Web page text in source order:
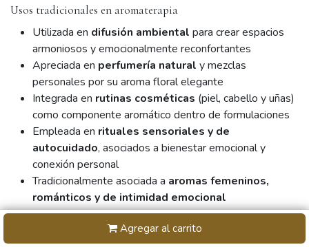
Usos tradicionales en aromaterapia
Utilizada en difusión ambiental para crear espacios
armoniosos y emocionalmente reconfortantes
Apreciada en perfumería natural y mezclas
personales por su aroma floral elegante
Integrada en rutinas cosméticas (piel, cabello y uñas)
como componente aromático dentro de formulaciones
Empleada en rituales sensoriales y de
autocuidado, asociados a bienestar emocional y
conexión personal
Tradicionalmente asociada a aromas femeninos,
románticos y de intimidad emocional
Agregar al carrito